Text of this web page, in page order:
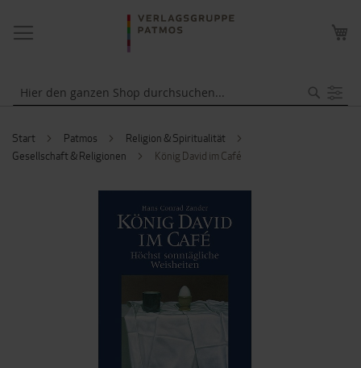
NAVIGATION
UMSCHALTEN
Start Patmos
Religion & Spiritualität
Gesellschaft & Religionen
König David im Café
ENDE
DER
BILDERGALERIE
SPRINGEN